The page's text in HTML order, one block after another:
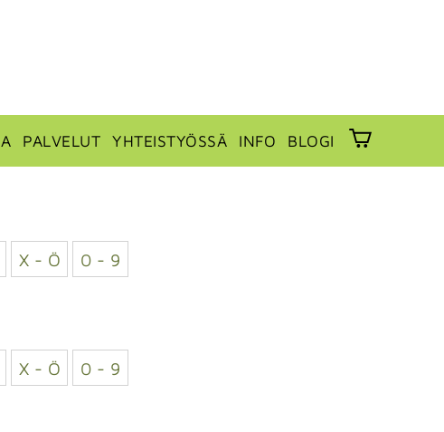
PALVELUT YHTEISTYÖSSÄ INFO BLOGI
X - Ö 0 - 9
X - Ö 0 - 9